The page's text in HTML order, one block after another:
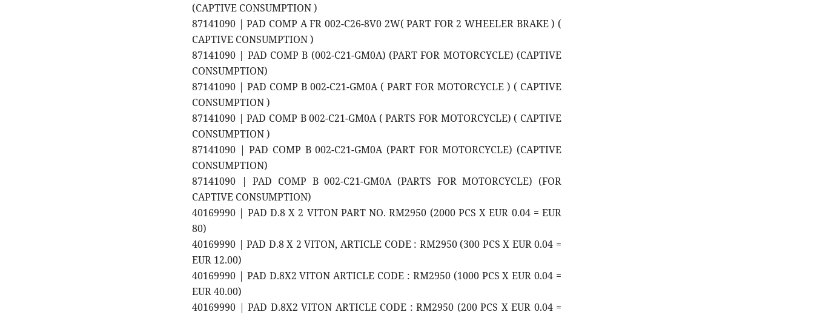
(CAPTIVE CONSUMPTION )
87141090 | PAD COMP A FR 002-C26-8V0 2W( PART FOR 2 WHEELER BRAKE ) (
CAPTIVE CONSUMPTION )
87141090 | PAD COMP B (002-C21-GM0A) (PART FOR MOTORCYCLE) (CAPTIVE
CONSUMPTION)
87141090 | PAD COMP B 002-C21-GM0A ( PART FOR MOTORCYCLE ) ( CAPTIVE
CONSUMPTION )
87141090 | PAD COMP B 002-C21-GM0A ( PARTS FOR MOTORCYCLE) ( CAPTIVE
CONSUMPTION )
87141090 | PAD COMP B 002-C21-GM0A (PART FOR MOTORCYCLE) (CAPTIVE
CONSUMPTION)
87141090 | PAD COMP B 002-C21-GM0A (PARTS FOR MOTORCYCLE) (FOR
CAPTIVE CONSUMPTION)
40169990 | PAD D.8 X 2 VITON PART NO. RM2950 (2000 PCS X EUR 0.04 = EUR
80)
40169990 | PAD D.8 X 2 VITON, ARTICLE CODE : RM2950 (300 PCS X EUR 0.04 =
EUR 12.00)
40169990 | PAD D.8X2 VITON ARTICLE CODE : RM2950 (1000 PCS X EUR 0.04 =
EUR 40.00)
40169990 | PAD D.8X2 VITON ARTICLE CODE : RM2950 (200 PCS X EUR 0.04 =